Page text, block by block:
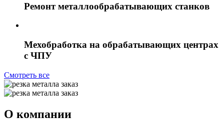
Ремонт металлообрабатывающих станков
Мехобработка на обрабатывающих центрах
с ЧПУ
Смотреть все
О компании